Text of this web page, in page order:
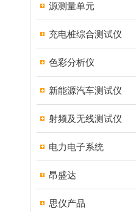
源测量单元
充电桩综合测试仪
色彩分析仪
新能源汽车测试仪
射频及无线测试仪
电力电子系统
昂盛达
思仪产品